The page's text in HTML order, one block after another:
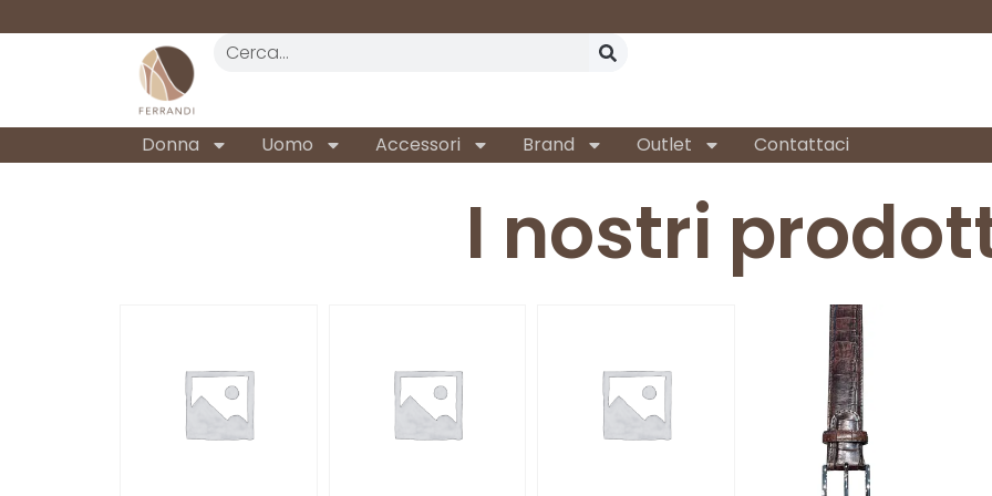
REALTÀ STORICA
DAL 1962
Donna Uomo Accessori Brand Outlet Contattaci
I nostri